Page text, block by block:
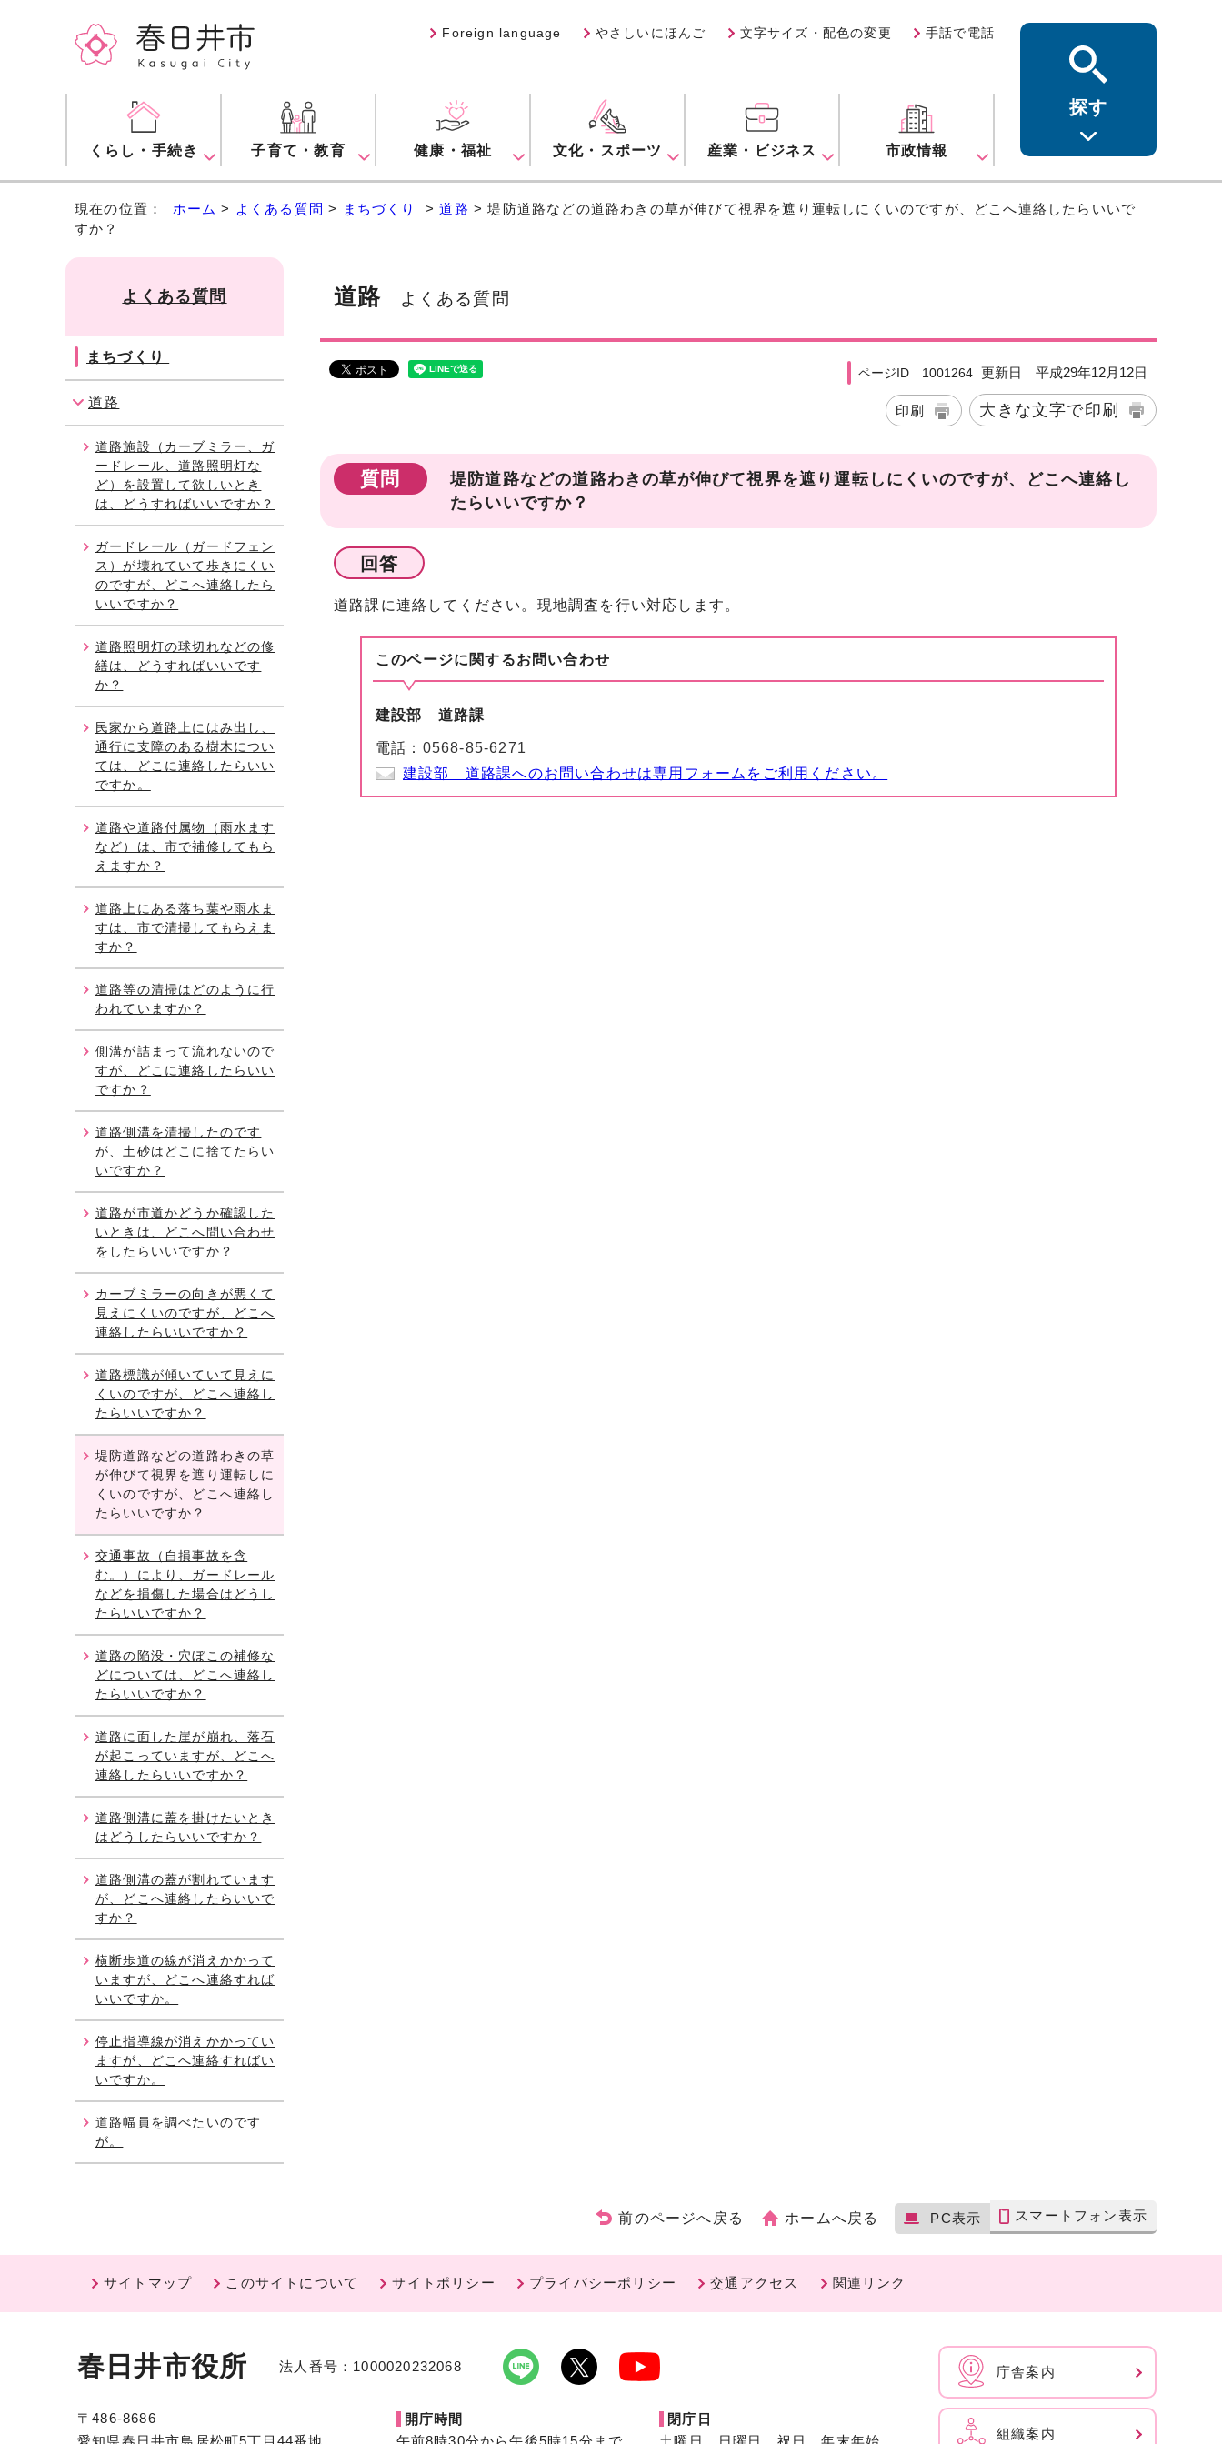
Foreign language やさしいにほんご 文字サイズ・配色の変更 手話で電話
くらし・手続き 子育て・教育 健康・福祉 文化・スポーツ 産業・ビジネス 市政情報
探す
現在の位置： ホーム > よくある質問 > まちづくり >道路 > 堤防道路などの道路わきの草が伸びて視界を遮り運転しにくいのですが、どこへ連絡したらいいで
すか？
道路 よくある質問
ページID 1001264 更新日 平成29年12月12日
印刷 大きな文字で印刷
質問
堤防道路などの道路わきの草が伸びて視界を遮り運転しにくいのですが、どこへ連絡し
たらいいですか？
回答
道路課に連絡してください。現地調査を行い対応します。
このページに関するお問い合わせ
建設部 道路課
電話： 0568-85-6271
建設部 道路課へのお問い合わせは専用フォームをご利用ください。
よくある質問
まちづくり
道路
道路施設（カーブミラー、ガ
ードレール、道路照明灯な
ど）を設置して欲しいとき
は、どうすればいいですか？
ガードレール（ガードフェン
ス）が壊れていて歩きにくい
のですが、どこへ連絡したら
いいですか？
道路照明灯の球切れなどの修
繕は、どうすればいいです
か？
民家から道路上にはみ出し、
通行に支障のある樹木につい
ては、どこに連絡したらいい
ですか。
道路や道路付属物（雨水ます
など）は、市で補修してもら
えますか？
道路上にある落ち葉や雨水ま
すは、市で清掃してもらえま
すか？
道路等の清掃はどのように行
われていますか？
側溝が詰まって流れないので
すが、どこに連絡したらいい
ですか？
道路側溝を清掃したのです
が、土砂はどこに捨てたらい
いですか？
道路が市道かどうか確認した
いときは、どこへ問い合わせ
をしたらいいですか？
カーブミラーの向きが悪くて
見えにくいのですが、どこへ
連絡したらいいですか？
道路標識が傾いていて見えに
くいのですが、どこへ連絡し
たらいいですか？
堤防道路などの道路わきの草
が伸びて視界を遮り運転しに
くいのですが、どこへ連絡し
たらいいですか？
交通事故（自損事故を含
む。）により、ガードレール
などを損傷した場合はどうし
たらいいですか？
道路の陥没・穴ぼこの補修な
どについては、どこへ連絡し
たらいいですか？
道路に面した崖が崩れ、落石
が起こっていますが、どこへ
連絡したらいいですか？
道路側溝に蓋を掛けたいとき
はどうしたらいいですか？
道路側溝の蓋が割れています
が、どこへ連絡したらいいで
すか？
横断歩道の線が消えかかって
いますが、どこへ連絡すれば
いいですか。
停止指導線が消えかかってい
ますが、どこへ連絡すればい
いですか。
道路幅員を調べたいのです
が。
前のページへ戻る ホームへ戻る PC表示 スマートフォン表示
サイトマップ このサイトについて サイトポリシー プライバシーポリシー 交通アクセス 関連リンク
春日井市役所 法人番号：1000020232068
〒486-8686
開庁時間
閉庁日
庁舎案内
組織案内